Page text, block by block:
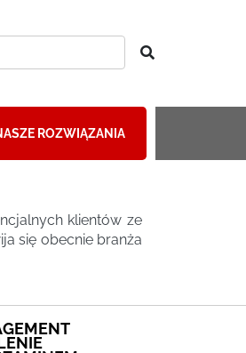
ROZWIĄZANIA
klientów ze
się obecnie branża